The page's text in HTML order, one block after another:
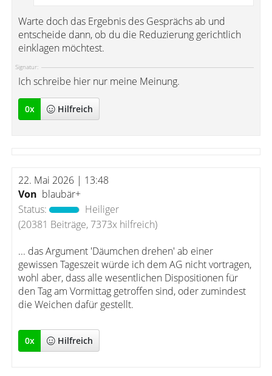
Warte doch das Ergebnis des Gesprächs ab und
entscheide dann, ob du die Reduzierung gerichtlich
einklagen möchtest.
Signatur:
Ich schreibe hier nur meine Meinung.
0x Hilfreich
22. Mai 2026 | 13:48
Von blaubär+
Status:
Heiliger
(20381 Beiträge, 7373x hilfreich)
... das Argument 'Däumchen drehen' ab einer
gewissen Tageszeit würde ich dem AG nicht vortragen,
wohl aber, dass alle wesentlichen Dispositionen für
den Tag am Vormittag getroffen sind, oder zumindest
die Weichen dafür gestellt.
0x Hilfreich